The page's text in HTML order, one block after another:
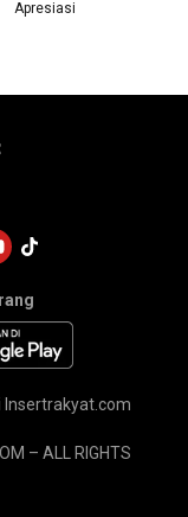
Apresiasi
Insertrakyat.com
– ALL RIGHTS